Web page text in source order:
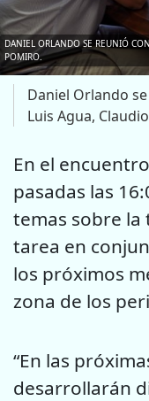
DANIEL ORLANDO SE REUNIÓ
POMIRO.
Daniel Orlando
Luis Agua,
En el
pasadas las
temas sobre
tarea en
los próximos
zona de los
“En las
desarrollarán